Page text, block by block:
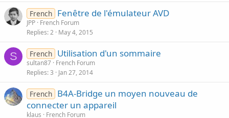
French Fenêtre de l'émulateur AVD
JPP French Forum
Replies 2 May 4, 2015
S French Utilisation d'un sommaire
sultan87 French Forum
Replies 3 Jan 27, 2014
French B4A-Bridge un moyen nouveau de
connecter un appareil
klaus French Forum